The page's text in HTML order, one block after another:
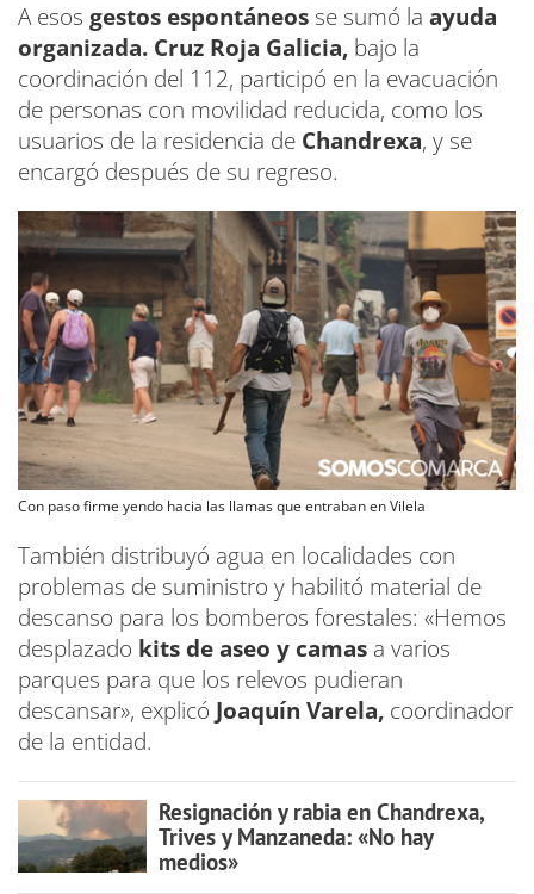
A esos gestos espontáneos se sumó la ayuda
organizada. Cruz Roja Galicia, bajo la
coordinación del 112, participó en la evacuación
de personas con movilidad reducida, como los
usuarios de la residencia de Chandrexa, y se
encargó después de su regreso.
Con paso firme yendo hacia las llamas que entraban en Vilela
También distribuyó agua en localidades con
problemas de suministro y habilitó material de
descanso para los bomberos forestales: «Hemos
desplazado kits de aseo y camas a varios
parques para que los relevos pudieran
descansar», explicó Joaquín Varela, coordinador
de la entidad.
Resignación y rabia en Chandrexa,
Trives y Manzaneda: «No hay
medios»